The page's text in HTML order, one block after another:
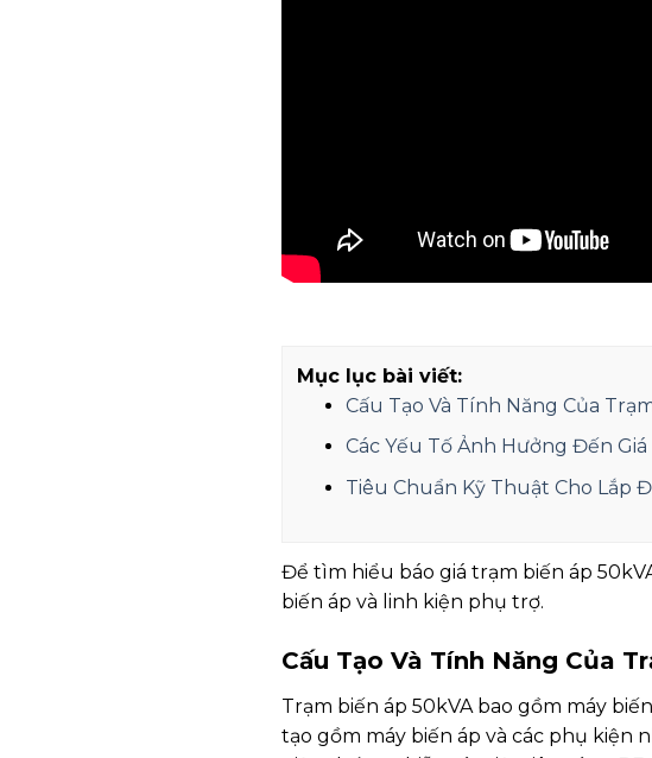
Mục lục bài viết:
Cấu Tạo Và Tính Năng Của
Các Yếu Tố Ảnh Hưởng Đến
Tiêu Chuẩn Kỹ Thuật Cho Lắp
Để tìm hiểu báo giá trạm biến áp
biến áp và linh kiện phụ trợ.
Cấu Tạo Và Tính Năng Của
Trạm biến áp 50kVA bao gồm máy
tạo gồm máy biến áp và các phụ kiện